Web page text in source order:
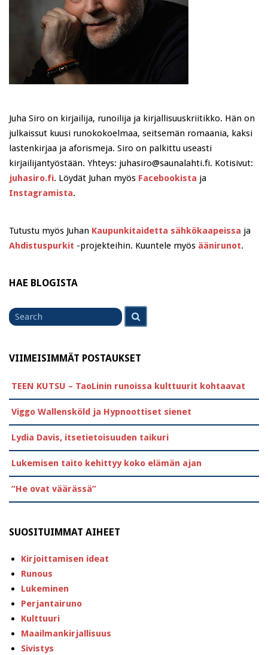
Juha Siro on kirjailija, runoilija ja kirjallisuuskriitikko. Hän on
julkaissut kuusi runokokoelmaa, seitsemän romaania, kaksi
lastenkirjaa ja aforismeja. Siro on palkittu useasti
kirjailijantyöstään. Yhteys: juhasiro@saunalahti.fi. Kotisivut:
juhasiro.fi. Löydät Juhan myös Facebookista ja
Instagramista.
Tutustu myös Juhan Kaupunkitaidetta sähkökaapeissa ja
Ahdistuspurkit -projekteihin. Kuuntele myös äänirunot.
HAE BLOGISTA
Search
for
VIIMEISIMMÄT POSTAUKSET
TEEN KUTSU – TaoLinin runoissa kulttuurit kohtaavat
Viggo Wallensköld ja Hypnoottiset sienet
Lydia Davis, itsetietoisuuden taikuri
Lukemisen taito kehittyy koko elämän ajan
”He ovat väärässä”
SUOSITUIMMAT AIHEET
Kirjoittamisen ideat
Runous
Lukeminen
Perjantairuno
Kulttuuri
Maailmankirjallisuus
Sivistys